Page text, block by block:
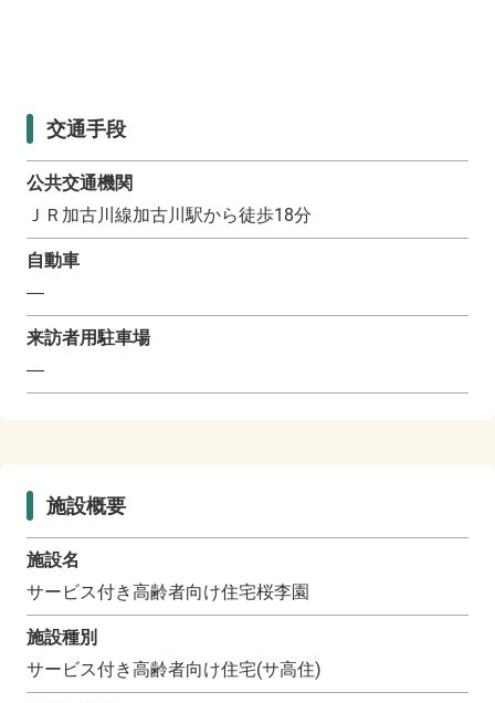
交通手段
公共交通機関
ＪＲ加古川線加古川駅から徒歩18分
自動車
―
来訪者用駐車場
―
施設概要
施設名
サービス付き高齢者向け住宅桜李園
施設種別
サービス付き高齢者向け住宅(サ高住)